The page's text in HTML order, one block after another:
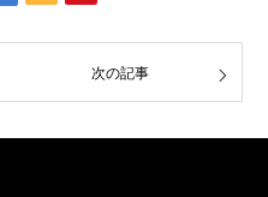
次の記事